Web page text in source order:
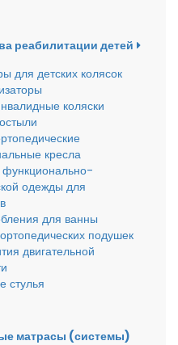
реабилитации детей
для детских колясок
коляски
кресла
функционально-
одежды для
для ванны
подушек
двигательной
стулья
матрасы (системы)